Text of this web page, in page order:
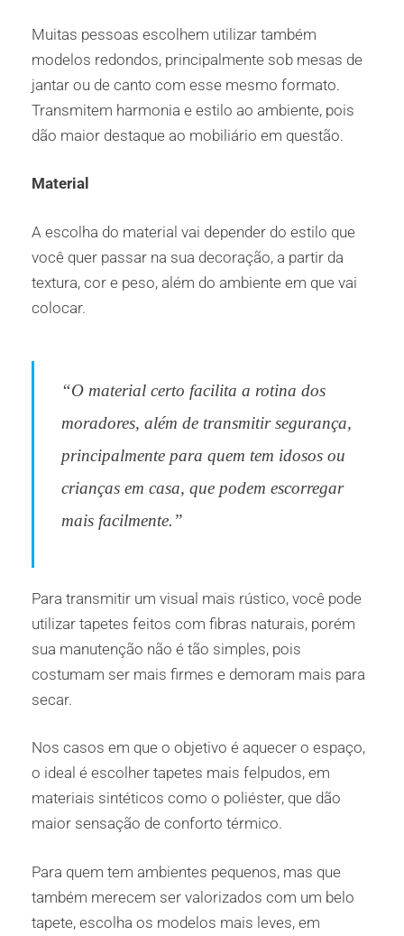
Muitas pessoas escolhem utilizar também
modelos redondos, principalmente sob mesas de
jantar ou de canto com esse mesmo formato.
Transmitem harmonia e estilo ao ambiente, pois
dão maior destaque ao mobiliário em questão.
Material
A escolha do material vai depender do estilo que
você quer passar na sua decoração, a partir da
textura, cor e peso, além do ambiente em que vai
colocar.
“O material certo facilita a rotina dos
moradores, além de transmitir segurança,
principalmente para quem tem idosos ou
crianças em casa, que podem escorregar
mais facilmente.”
Para transmitir um visual mais rústico, você pode
utilizar tapetes feitos com fibras naturais, porém
sua manutenção não é tão simples, pois
costumam ser mais firmes e demoram mais para
secar.
Nos casos em que o objetivo é aquecer o espaço,
o ideal é escolher tapetes mais felpudos, em
materiais sintéticos como o poliéster, que dão
maior sensação de conforto térmico.
Para quem tem ambientes pequenos, mas que
também merecem ser valorizados com um belo
tapete, escolha os modelos mais leves, em